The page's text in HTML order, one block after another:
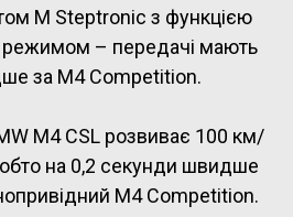
M Steptronic з функцією
режимом – передачі мають
за M4 Competition.
M4 CSL розвиває 100 км/
на 0,2 секунди швидше
M4 Competition.